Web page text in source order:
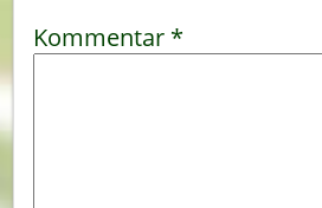
Kommentar *